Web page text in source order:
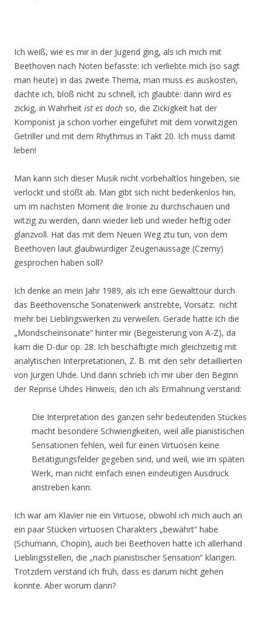
Ich weiß, wie es mir in der Jugend ging, als ich mich mit
Beethoven nach Noten befasste: ich verliebte mich (so sagt
man heute) in das zweite Thema, man muss es auskosten,
dachte ich, bloß nicht zu schnell, ich glaubte: dann wird es
zickig, in Wahrheit ist es doch so, die Zickigkeit hat der
Komponist ja schon vorher eingeführt mit dem vorwitzigen
Getriller und mit dem Rhythmus in Takt 20. Ich muss damit
leben!
Man kann sich dieser Musik nicht vorbehaltlos hingeben, sie
verlockt und stößt ab. Man gibt sich nicht bedenkenlos hin,
um im nächsten Moment die Ironie zu durchschauen und
witzig zu werden, dann wieder lieb und wieder heftig oder
glanzvoll. Hat das mit dem Neuen Weg ztu tun, von dem
Beethoven laut glaubwürdiger Zeugenaussage (Czerny)
gesprochen haben soll?
Ich denke an mein Jahr 1989, als ich eine Gewalttour durch
das Beethovensche Sonatenwerk anstrebte, Vorsatz: nicht
mehr bei Lieblingswerken zu verweilen. Gerade hatte ich die
„Mondscheinsonate“ hinter mir (Begeisterung von A-Z), da
kam die D-dur op. 28. Ich beschäftigte mich gleichzeitig mit
analytischen Interpretationen, Z. B. mit den sehr detaillierten
von Jürgen Uhde. Und dann schrieb ich mir über den Beginn
der Reprise Uhdes Hinweis, den ich als Ermahnung verstand:
Die Interpretation des ganzen sehr bedeutenden Stückes
macht besondere Schwierigkeiten, weil alle pianistischen
Sensationen fehlen, weil für einen Virtuosen keine
Betätigungsfelder gegeben sind, und weil, wie im späten
Werk, man nicht einfach einen eindeutigen Ausdruck
anstreben kann.
Ich war am Klavier nie ein Virtuose, obwohl ich mich auch an
ein paar Stücken virtuosen Charakters „bewährt“ habe
(Schumann, Chopin), auch bei Beethoven hatte ich allerhand
Lieblingsstellen, die „nach pianistischer Sensation“ klangen.
Trotzdem verstand ich früh, dass es darum nicht gehen
konnte. Aber worum dann?